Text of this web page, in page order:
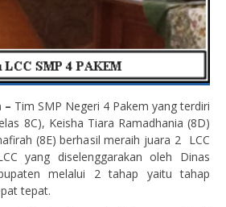
– Tim SMP Negeri 4 Pakem yang terdiri
8C), Keisha Tiara Ramadhania (8D)
(8E) berhasil meraih juara 2 LCC
yang diselenggarakan oleh Dinas
melalui 2 tahap yaitu tahap
tepat.